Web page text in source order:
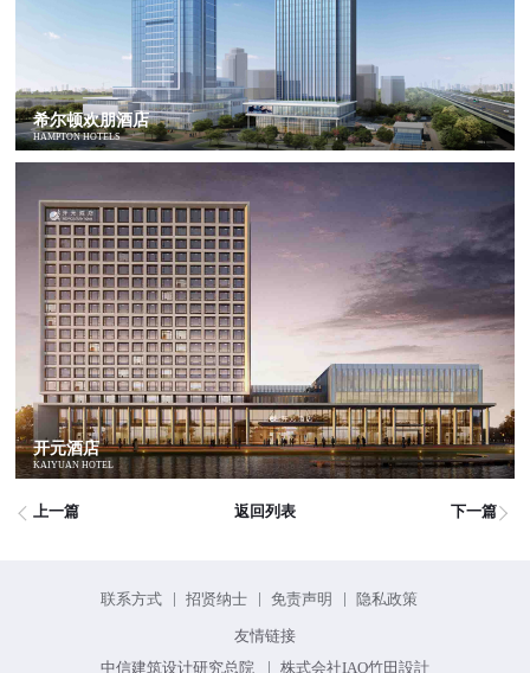
希尔顿欢朋酒店
HAMPTON HOTELS
开元酒店
KAIYUAN HOTEL
上一篇 返回列表 下一篇
联系方式 招贤纳士 免责声明 隐私政策
友情链接
中信建筑设计研究总院
株式会社IAO竹田設計